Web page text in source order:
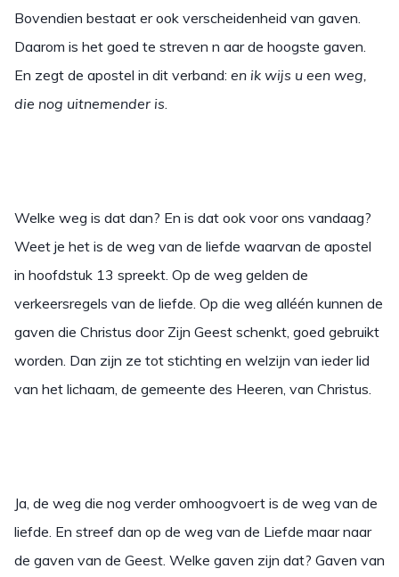
Bovendien bestaat er ook verscheidenheid van gaven.
Daarom is het goed te streven n aar de hoogste gaven.
En zegt de apostel in dit verband: en ik wijs u een weg,
die nog uitnemender is.
Welke weg is dat dan? En is dat ook voor ons vandaag?
Weet je het is de weg van de liefde waarvan de apostel
in hoofdstuk 13 spreekt. Op de weg gelden de
verkeersregels van de liefde. Op die weg alléén kunnen de
gaven die Christus door Zijn Geest schenkt, goed gebruikt
worden. Dan zijn ze tot stichting en welzijn van ieder lid
van het lichaam, de gemeente des Heeren, van Christus.
Ja, de weg die nog verder omhoogvoert is de weg van de
liefde. En streef dan op de weg van de Liefde maar naar
de gaven van de Geest. Welke gaven zijn dat? Gaven van